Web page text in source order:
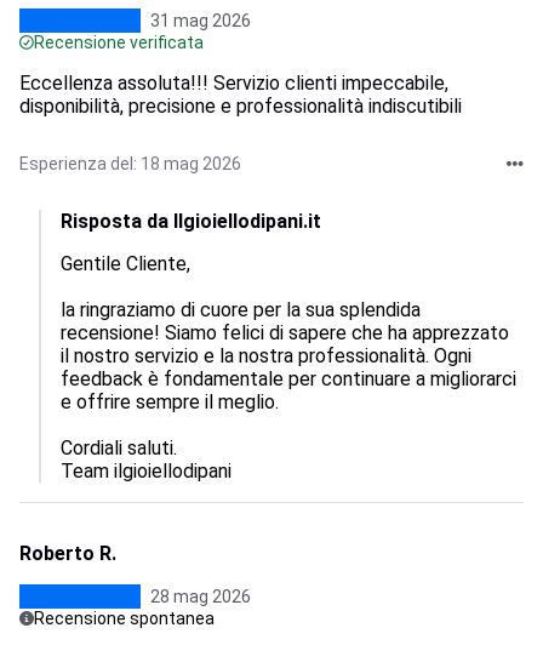
31 mag 2026
Recensione verificata
Eccellenza assoluta!!! Servizio clienti impeccabile,
disponibilità, precisione e professionalità indiscutibili
Esperienza del: 18 mag 2026
Risposta da Ilgioiellodipani.it
Gentile Cliente,
la ringraziamo di cuore per la sua splendida
recensione! Siamo felici di sapere che ha apprezzato
il nostro servizio e la nostra professionalità. Ogni
feedback è fondamentale per continuare a migliorarci
e offrire sempre il meglio.
Cordiali saluti.
Team ilgioiellodipani
Roberto R.
28 mag 2026
Recensione spontanea